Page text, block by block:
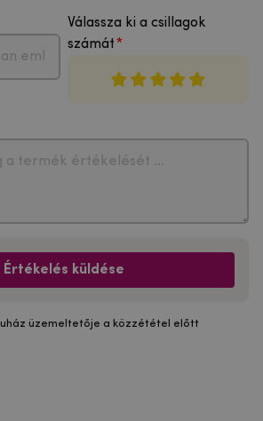
Válassza ki a csillagok
számát
Értékelés küldése
üzemeltetője a közzététel előtt